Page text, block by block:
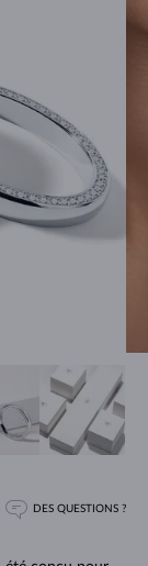
DES QUESTIONS ?